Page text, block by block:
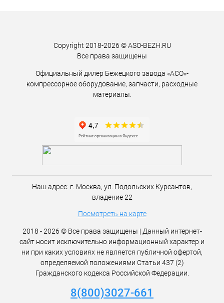
Copyright 2018-2026 © ASO-BEZH.RU
Все права защищены
Официальный дилер Бежецкого завода «АСО»-
компрессорное оборудование, запчасти, расходные
материалы.
Наш адрес: г. Москва, ул. Подольских Курсантов,
владение 22
Посмотреть на карте
2018 - 2026 © Все права защищены | Данный интернет-
сайт носит исключительно информационный характер и
ни при каких условиях не является публичной офертой,
определяемой положениями Статьи 437 (2)
Гражданского кодекса Российской Федерации.
8(800)3027-661